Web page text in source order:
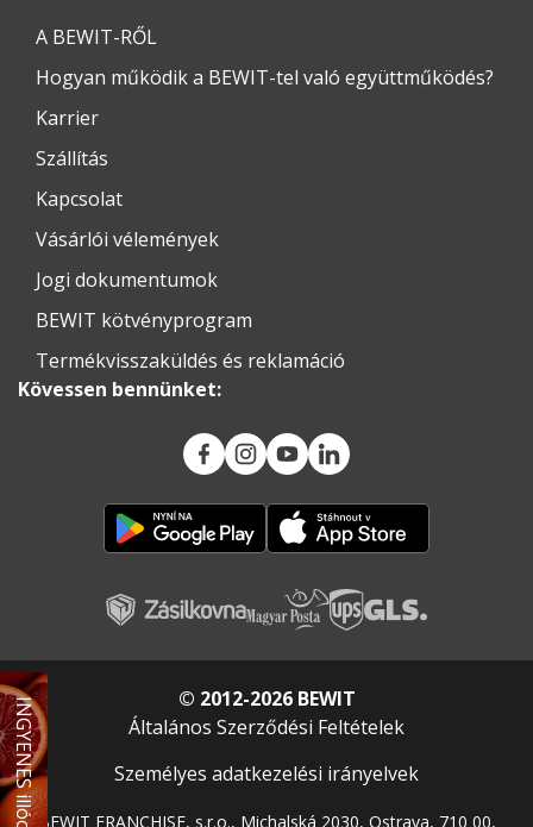
INGYENES illóolaj
A BEWIT-RŐL
Hogyan működik a BEWIT-tel való együttműködés?
Karrier
Szállítás
Kapcsolat
Vásárlói vélemények
Jogi dokumentumok
BEWIT kötvényprogram
Termékvisszaküldés és reklamáció
Kövessen bennünket:
© 2012-2026 BEWIT
Általános Szerződési Feltételek
Személyes adatkezelési irányelvek
BEWIT FRANCHISE, s.r.o., Michalská 2030, Ostrava, 710 00,